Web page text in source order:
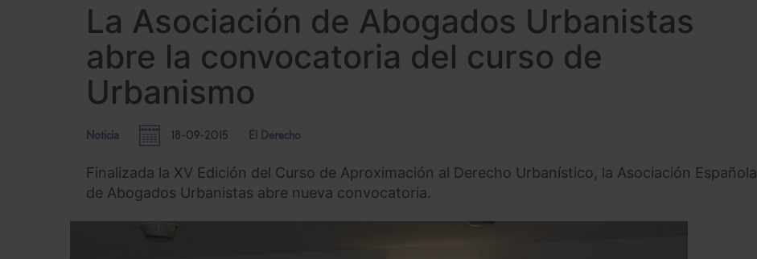
La Asociación de Abogados Urbanistas
abre la convocatoria del curso de
Urbanismo
Noticia 18-09-2015 El Derecho
Finalizada la XV Edición del Curso de Aproximación al Derecho Urbanístico, la Asociación Española
de Abogados Urbanistas abre nueva convocatoria.